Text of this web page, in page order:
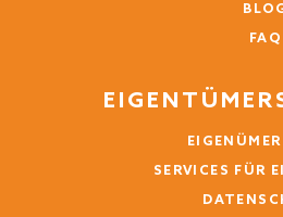
FAQ
SERVICES FÜR